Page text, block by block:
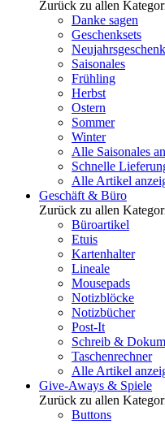
Zurück zu allen
Danke sagen
Geschenksets
Saisonales
Frühling
Herbst
Ostern
Sommer
Winter
Alle Saisonales
Schnelle
Alle Artikel
Geschäft & Büro
Zurück zu allen
Büroartikel
Etuis
Kartenhalter
Lineale
Mousepads
Notizblöcke
Notizbücher
Post-It
Schreib &
Taschenrechner
Alle Artikel
Give-Aways & Spiele
Zurück zu allen
Buttons